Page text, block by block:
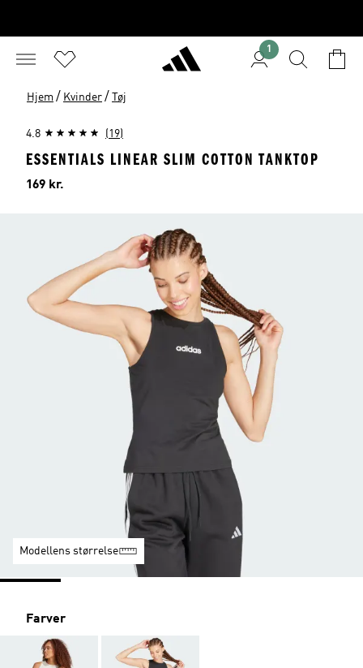
1
Hjem / Kvinder / Tøj
4.8 (19)
ESSENTIALS LINEAR SLIM COTTON TANKTOP
Pris
169 kr.
Modellens størrelse
Farver